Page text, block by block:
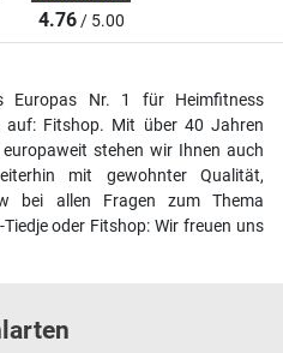
4.76/ 5.00
Nr. 1 für Heimfitness
auf: Fitshop. Mit über 40 Jahren
stehen wir Ihnen auch
mit gewohnter Qualität,
bei allen Fragen zum Thema
oder Fitshop: Wir freuen uns